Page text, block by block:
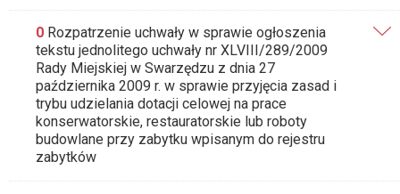
0 Rozpatrzenie uchwały w sprawie ogłoszenia
tekstu jednolitego uchwały nr XLVIII/289/2009
Rady Miejskiej w Swarzędzu z dnia 27
października 2009 r. w sprawie przyjęcia zasad i
trybu udzielania dotacji celowej na prace
konserwatorskie, restauratorskie lub roboty
budowlane przy zabytku wpisanym do rejestru
zabytków